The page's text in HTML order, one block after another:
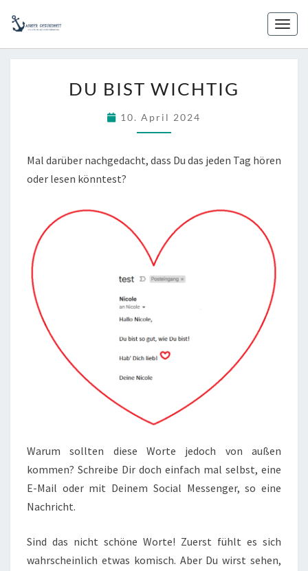
content
BIST
DU BIST WICHTIG
10. April 2024
Mal darüber nachgedacht, dass Du das jeden Tag hören
oder lesen könntest?
Warum sollten diese Worte jedoch von außen
kommen? Schreibe Dir doch einfach mal selbst, eine
E-Mail oder mit Deinem Social Messenger, so eine
Nachricht.
Sind das nicht schöne Worte! Zuerst fühlt es sich
wahrscheinlich etwas komisch. Aber Du wirst sehen,